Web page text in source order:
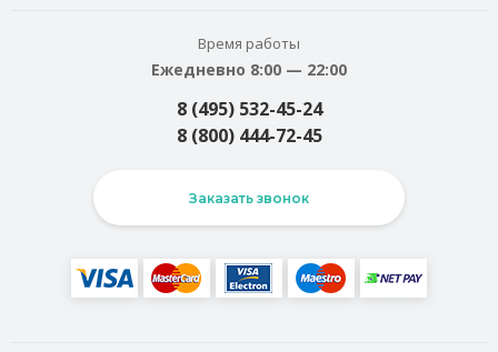
Время работы
Ежедневно 8:00 — 22:00
8 (495) 532-45-24
8 (800) 444-72-45
Заказать звонок